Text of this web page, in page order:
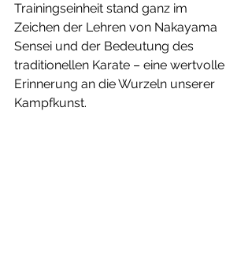
Trainingseinheit stand ganz im
Zeichen der Lehren von Nakayama
Sensei und der Bedeutung des
traditionellen Karate – eine wertvolle
Erinnerung an die Wurzeln unserer
Kampfkunst.